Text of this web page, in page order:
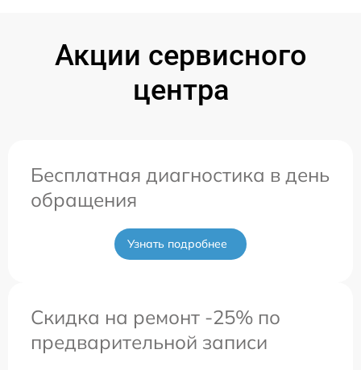
Акции сервисного
центра
Бесплатная диагностика в день
обращения
Узнать подробнее
Скидка на ремонт -25% по
предварительной записи